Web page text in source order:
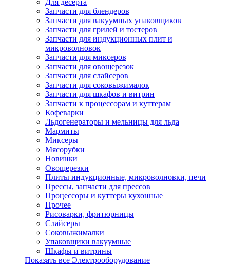
Для десерта
Запчасти для блендеров
Запчасти для вакуумных упаковщиков
Запчасти для грилей и тостеров
Запчасти для индукционных плит и
микроволновок
Запчасти для миксеров
Запчасти для овощерезок
Запчасти для слайсеров
Запчасти для соковыжималок
Запчасти для шкафов и витрин
Запчасти к процессорам и куттерам
Кофеварки
Льдогенераторы и мельницы для льда
Мармиты
Миксеры
Мясорубки
Новинки
Овощерезки
Плиты индукционные, микроволновки, печи
Прессы, запчасти для прессов
Процессоры и куттеры кухонные
Прочее
Рисоварки, фритюрницы
Слайсеры
Соковыжималки
Упаковщики вакуумные
Шкафы и витрины
Показать все Электрооборудование